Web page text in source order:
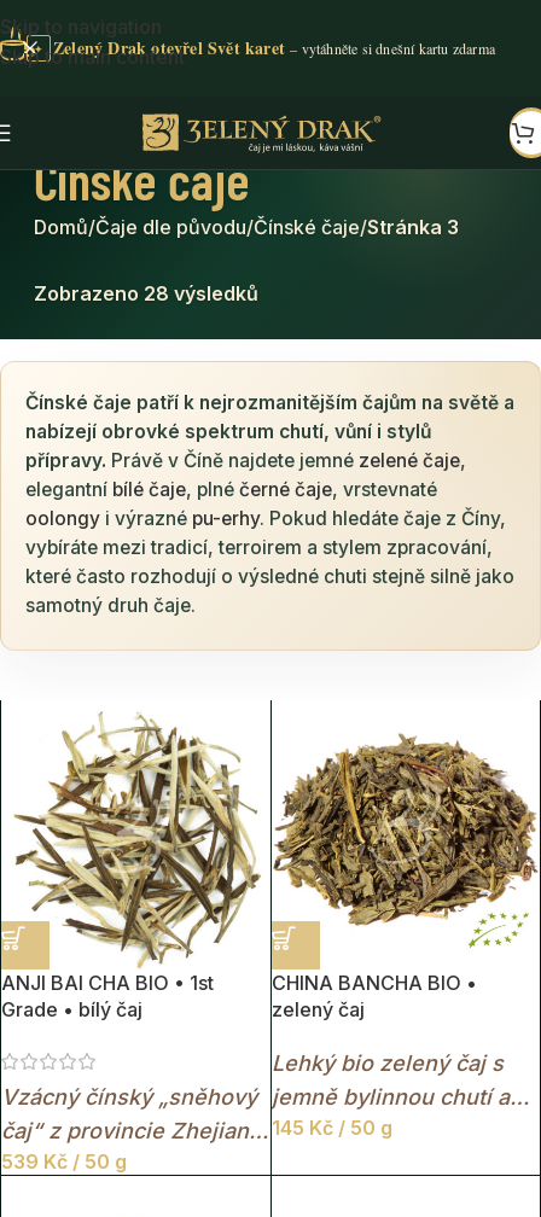
Skip to navigation
Skip to main content
✦ Zelený Drak otevřel Svět karet
Čínské čaje
Domů/Čaje dle původu/Čínské čaje/Stránka 3
Zobrazeno 28 výsledků
Čínské čaje patří k nejrozmanitějším čajům na světě a
nabízejí obrovké spektrum chutí, vůní i stylů
přípravy. Právě v Číně najdete jemné zelené čaje,
elegantní bílé čaje, plné černé čaje, vrstevnaté
oolongy i výrazné pu-erhy. Pokud hledáte čaje z Číny,
vybíráte mezi tradicí, terroirem a stylem zpracování,
které často rozhodují o výsledné chuti stejně silně jako
samotný druh čaje.
ANJI BAI CHA BIO • 1st
Grade • bílý čaj
Vzácný čínský „sněhový
čaj“ z provincie Zhejiang
s jemnou květinovou
539 Kč / 50 g
CHINA BANCHA BIO •
zelený čaj
Lehký bio zelený čaj s
jemně bylinnou chutí a
svěžím travnatým aroma.
145 Kč/ 50 g